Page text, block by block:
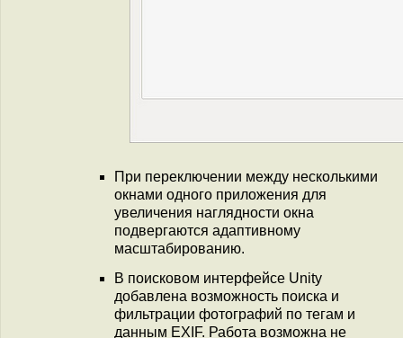
При переключении между несколькими
окнами одного приложения для
увеличения наглядности окна
подвергаются адаптивному
масштабированию.
В поисковом интерфейсе Unity
добавлена возможность поиска и
фильтрации фотографий по тегам и
данным EXIF. Работа возможна не